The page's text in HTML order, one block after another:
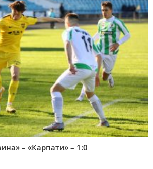
– «Карпати» – 1:0